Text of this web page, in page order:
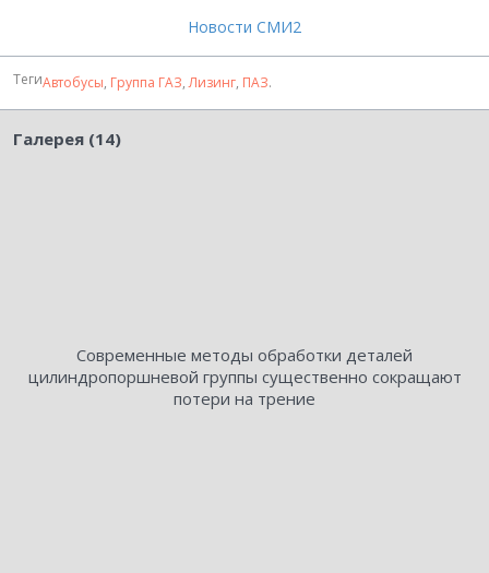
Новости СМИ2
ТегиАвтобусы, Группа ГАЗ,Лизинг, ПАЗ.
Галерея (14)
Современные методы обработки деталей
цилиндропоршневой группы существенно сокращают
потери на трение